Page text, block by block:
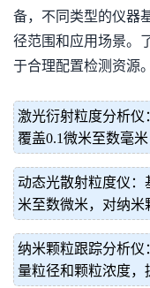
备，不同类型的仪器
径范围和应用场景。
于合理配置检测资源。
激光衍射粒度分析仪
覆盖0.1微米至数毫
动态光散射粒度仪：
米至数微米，对纳
纳米颗粒跟踪分析仪
量粒径和颗粒浓度